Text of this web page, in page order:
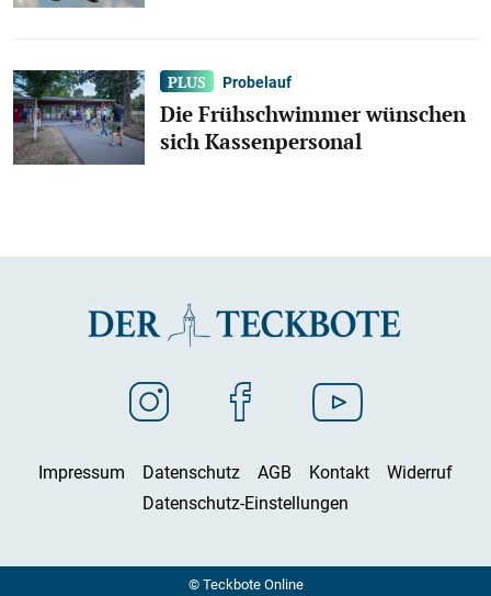
Probelauf
Die Frühschwimmer wünschen
sich Kassenpersonal
Impressum Datenschutz AGB Kontakt
Widerruf
Datenschutz-Einstellungen
© Teckbote Online